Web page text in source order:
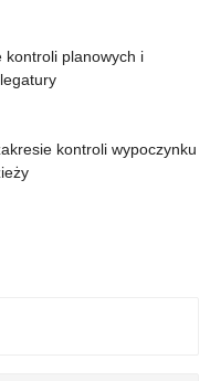
kontroli planowych i
kontroli wypoczynku